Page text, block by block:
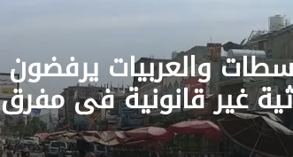
والعربيات يرفضون
غير قانونية في مفرق